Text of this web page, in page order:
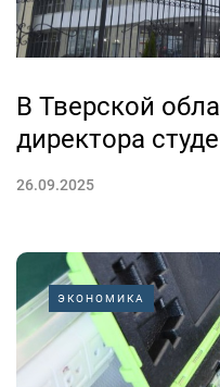
В Тверской
директора
26.09.2025
ЭКОНОМИКА